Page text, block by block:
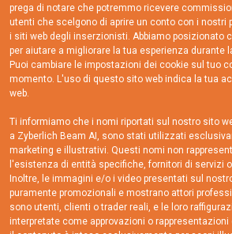
prega di notare che potremmo ricevere
utenti che scelgono di aprire un conto con i nostri
i siti web degli inserzionisti. Abbiamo posizionato
per aiutare a migliorare la tua esperienza durante
Puoi cambiare le impostazioni dei cookie sul tuo
momento. L'uso di questo sito web indica la tua
web.
Ti informiamo che i nomi riportati sul nostro sito
a Zyberlich Beam AI, sono stati utilizzati
marketing e illustrativi. Questi nomi non
l'esistenza di entità specifiche, fornitori di servizi
Inoltre, le immagini e/o i video presentati sul
puramente promozionali e mostrano attori
sono utenti, clienti o trader reali, e le loro
interpretate come approvazioni o